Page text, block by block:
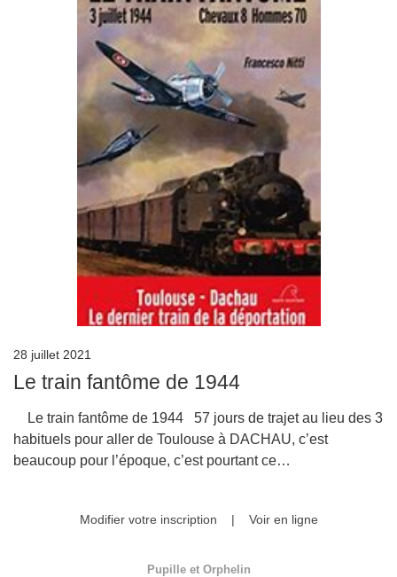
28 juillet 2021
Le train fantôme de 1944
Le train fantôme de 1944 57 jours de trajet au lieu des 3
habituels pour aller de Toulouse à DACHAU, c’est
beaucoup pour l’époque, c’est pourtant ce…
Modifier votre inscription | Voir en ligne
Pupille et Orphelin